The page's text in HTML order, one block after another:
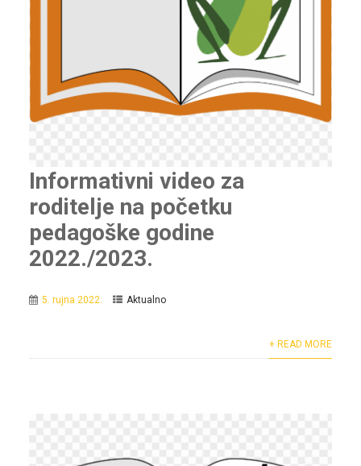
Informativni video za
roditelje na početku
pedagoške godine
2022./2023.
5. rujna 2022. Aktualno
+ READ MORE